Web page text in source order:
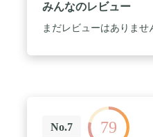
みんなのレビュー
まだレビューはありませ
No.7 79